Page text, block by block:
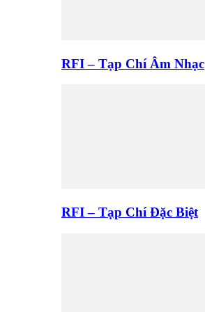
RFI – Tạp Chí Âm Nhạc
RFI – Tạp Chí Đặc Biệt